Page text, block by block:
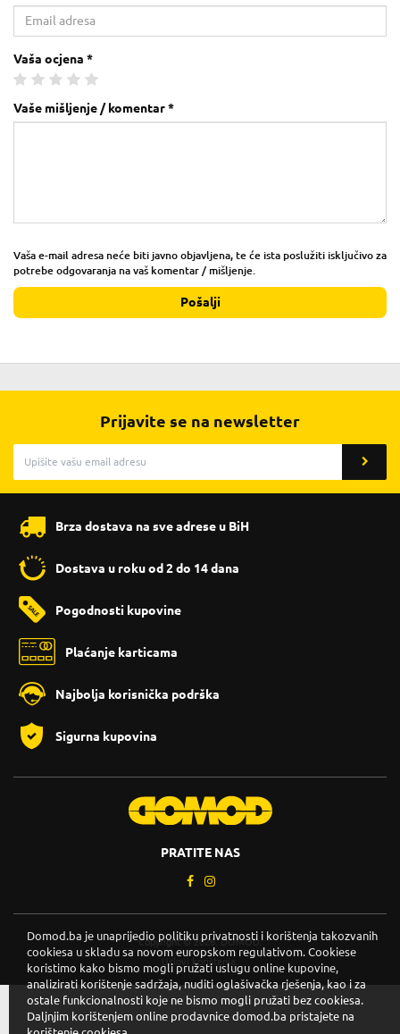
Vaša ocjena *
Vaše mišljenje / komentar *
Vaša e-mail adresa neće biti javno objavljena, te će ista poslužiti isključivo za
potrebe odgovaranja na vaš komentar / mišljenje.
Pošalji
Prijavite se na newsletter
Brza dostava na sve adrese u BiH
Dostava u roku od 2 do 14 dana
Pogodnosti kupovine
Plaćanje karticama
Najbolja korisnička podrška
Sigurna kupovina
PRATITE NAS
Copyright © 2026. DOMOD.
Uslovi korištenja
Domod.ba je unaprijedio politiku privatnosti i korištenja takozvanih
cookiesa u skladu sa novom europskom regulativom. Cookiese
koristimo kako bismo mogli pružati uslugu online kupovine,
analizirati korištenje sadržaja, nuditi oglašivačka rješenja, kao i za
ostale funkcionalnosti koje ne bismo mogli pružati bez cookiesa.
Daljnjim korištenjem online prodavnice domod.ba pristajete na